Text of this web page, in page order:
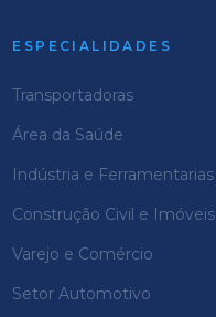
ESPECIALIDADES
Transportadoras
Área da Saúde
Indústria e Ferramentarias
Construção Civil e Imóveis
Varejo e Comércio
Setor Automotivo